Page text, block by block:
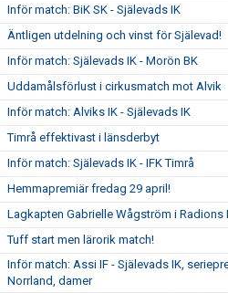
Inför match: BiK SK - Själevads IK
Äntligen utdelning och vinst för Själevad!
Inför match: Själevads IK - Morön BK
Uddamålsförlust i cirkusmatch mot Alvik
Inför match: Alviks IK - Själevads IK
Timrå effektivast i länsderbyt
Inför match: Själevads IK - IFK Timrå
Hemmapremiär fredag 29 april!
Lagkapten Gabrielle Wågström i Radions
Tuff start men lärorik match!
Inför match: Assi IF - Själevads IK,
Norrland, damer